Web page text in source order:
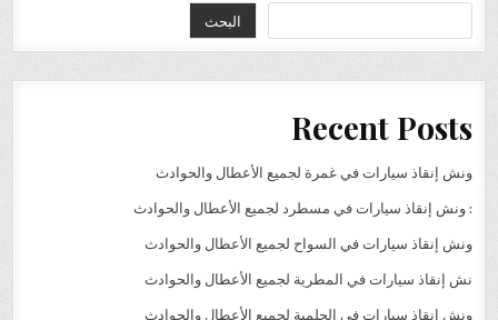
البحث
Recent Posts
ونش إنقاذ سيارات في غمرة لجميع الأعطال والحوادث
: ونش إنقاذ سيارات في مسطرد لجميع الأعطال والحوادث
ونش إنقاذ سيارات في السواح لجميع الأعطال والحوادث
نش إنقاذ سيارات في المطرية لجميع الأعطال والحوادث
ونش إنقاذ سيارات في الحلمية لجميع الأعطال والحوادث